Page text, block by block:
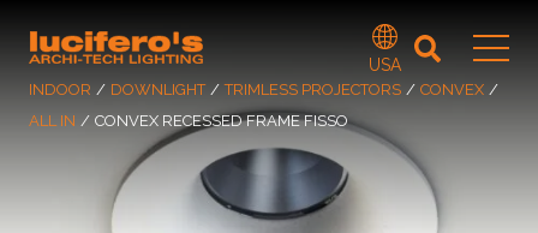
INDOOR / DOWNLIGHT / TRIMLESS PROJECTORS / CONVEX /
ALL IN / CONVEX RECESSED FRAME FISSO
USA